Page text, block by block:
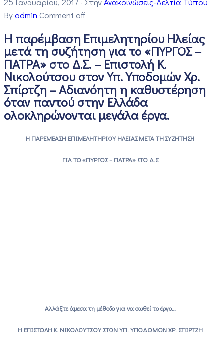
Byadmin Comment off
Η παρέμβαση Επιμελητηρίου Ηλείας
μετά τη συζήτηση για το «ΠΥΡΓΟΣ –
ΠΑΤΡΑ» στο Δ.Σ. – Επιστολή Κ.
Νικολούτσου στον Υπ. Υποδομών Χρ.
Σπίρτζη – Αδιανόητη η καθυστέρηση
όταν παντού στην Ελλάδα
ολοκληρώνονται μεγάλα έργα.
Η ΠΑΡΕΜΒΑΣΗ ΕΠΙΜΕΛΗΤΗΡΙΟΥ ΗΛΕΙΑΣ ΜΕΤΑ ΤΗ ΣΥΖΗΤΗΣΗ
ΓΙΑ ΤΟ «ΠΥΡΓΟΣ – ΠΑΤΡΑ» ΣΤΟ Δ.Σ
Αλλάξτε άμεσα τη μέθοδο για να σωθεί το έργο…
Η ΕΠΙΣΤΟΛΗ Κ. ΝΙΚΟΛΟΥΤΣΟΥ ΣΤΟΝ ΥΠ. ΥΠΟΔΟΜΩΝ ΧΡ. ΣΠΙΡΤΖΗ